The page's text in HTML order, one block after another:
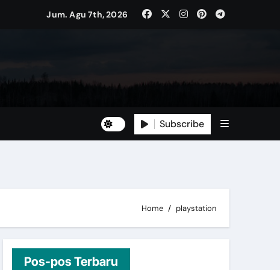
Jum. Agu 7th, 2026
Subscribe
Home playstation
Pos-pos Terbaru